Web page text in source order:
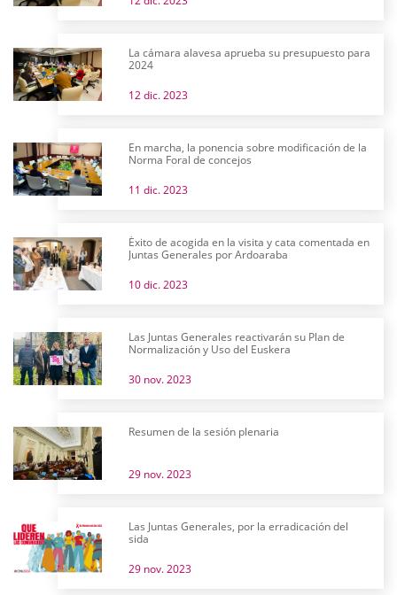
La cámara alavesa aprueba su presupuesto para
2024
12 dic. 2023
En marcha, la ponencia sobre modificación de la
Norma Foral de concejos
11 dic. 2023
Éxito de acogida en la visita y cata comentada en
Juntas Generales por Ardoaraba
10 dic. 2023
Las Juntas Generales reactivarán su Plan de
Normalización y Uso del Euskera
30 nov. 2023
Resumen de la sesión plenaria
29 nov. 2023
Las Juntas Generales, por la erradicación del
sida
29 nov. 2023